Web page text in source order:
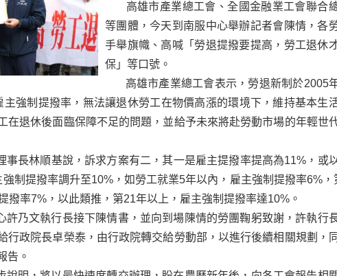
高雄市產業總工會、全國金融業工會聯合
等團體，今天到南服中心舉辦記者會陳情，各
手舉旗幟、高喊「勞退提撥要提高，勞工退休
保」等口號。
高雄市產業總工會表示，勞退新制於2005
主強制提撥率，無法讓退休勞工在物價高漲的環境下，維持基本生
在退休後面臨保障不足的問題，並給予未來將赴勞動市場的年輕世
長林順基說，訴求方案有二，其一是雇主提撥率提高為11%，或
制提撥率調升至10%，如勞工就業5年以內，雇主強制提撥率6%，
撥率7%，以此類推，第21年以上，雇主強制提撥率達10%。
乃文執行長接下陳情書，並向到場陳情的勞團鞠躬致謝，許執行
行政院長卓榮泰，由行政院轉交給勞動部，以進行後續相關規劃，
告。